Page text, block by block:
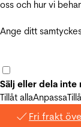
oss och hur vi
Ange ditt
Sälj eller dela
Tillåt allaAnpassa
Fri frakt